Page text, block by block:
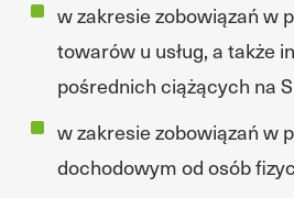
w zakresie zobowiązań w
towarów u usług, a także
pośrednich ciążących na
w zakresie zobowiązań w
dochodowym od osób